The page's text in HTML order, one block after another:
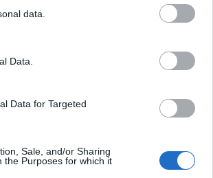
data.
Data.
Data for Targeted
Sale, and/or Sharing
the Purposes for which it
de 5,4.
un precio actual
pasada llegó
Barcelona,
promesas del
minutos de los